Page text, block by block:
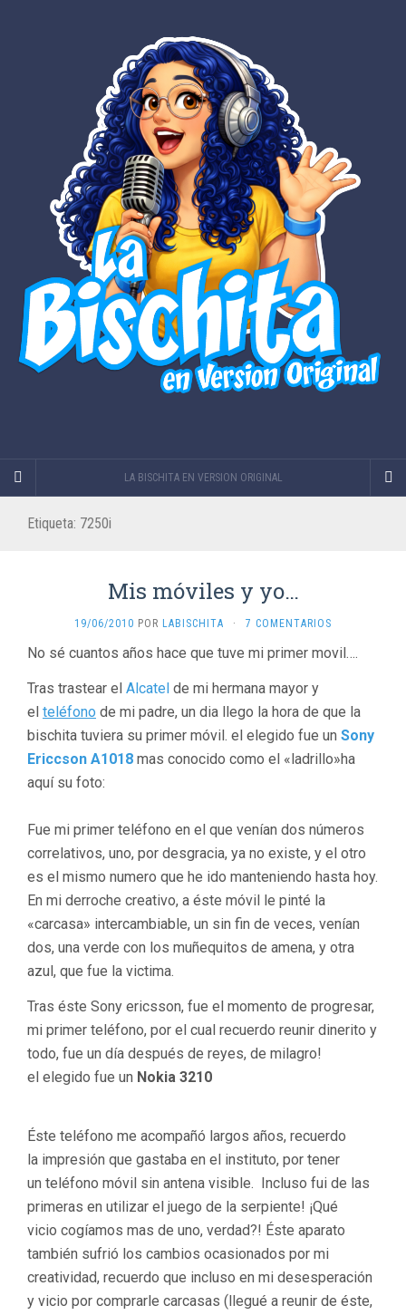
LA BISCHITA EN VERSION ORIGINAL
Etiqueta: 7250i
Mis móviles y yo…
19/06/2010 POR LABISCHITA · 7 COMENTARIOS
No sé cuantos años hace que tuve mi primer movil….
Tras trastear el Alcatel de mi hermana mayor y
el teléfono de mi padre, un dia llego la hora de que la
bischita tuviera su primer móvil. el elegido fue un Sony
Ericcson A1018 mas conocido como el «ladrillo»ha
aquí su foto:
Fue mi primer teléfono en el que venían dos números
correlativos, uno, por desgracia, ya no existe, y el otro
es el mismo numero que he ido manteniendo hasta hoy.
En mi derroche creativo, a éste móvil le pinté la
«carcasa» intercambiable, un sin fin de veces, venían
dos, una verde con los muñequitos de amena, y otra
azul, que fue la victima.
Tras éste Sony ericsson, fue el momento de progresar,
mi primer teléfono, por el cual recuerdo reunir dinerito y
todo, fue un día después de reyes, de milagro!
el elegido fue un Nokia 3210
Éste teléfono me acompañó largos años, recuerdo
la impresión que gastaba en el instituto, por tener
un teléfono móvil sin antena visible. Incluso fui de las
primeras en utilizar el juego de la serpiente! ¡Qué
vicio cogíamos mas de uno, verdad?! Éste aparato
también sufrió los cambios ocasionados por mi
creatividad, recuerdo que incluso en mi desesperación
y vicio por comprarle carcasas (llegué a reunir de éste,